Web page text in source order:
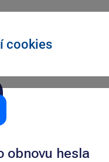
obnovu hesla